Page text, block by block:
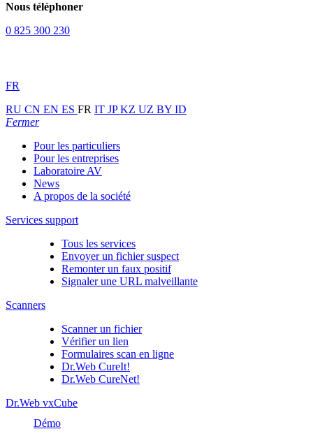
Nous téléphoner
0 825 300 230
FR
RU CN EN ES FR IT JPKZ UZ BY ID
Fermer
Pour les particuliers
Pour les entreprises
Laboratoire AV
News
A propos de la société
Services support
Tous les services
Envoyer un fichier suspect
Remonter un faux positif
Signaler une URL malveillante
Scanners
Scanner un fichier
Vérifier un lien
Formulaires scan en ligne
Dr.Web CureIt!
Dr.Web CureNet!
Dr.Web vxCube
Démo